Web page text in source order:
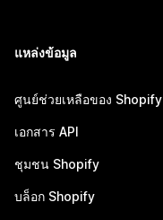
แหล่งข้อมูล
ศูนย์ช่วยเหลือของ Shopify
เอกสาร API
ชุมชน Shopify
บล็อก Shopify